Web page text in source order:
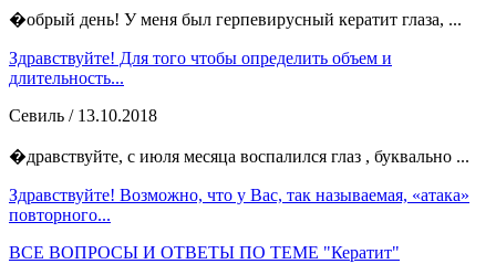
�обрый день! У меня был герпевирусный кератит глаза, ...
Здравствуйте! Для того чтобы определить объем и
длительность...
Севиль / 13.10.2018
�дравствуйте, с июля месяца воспалился глаз , буквально ...
Здравствуйте! Возможно, что у Вас, так называемая, «атака»
повторного...
ВСЕ ВОПРОСЫ И ОТВЕТЫ ПО ТЕМЕ "Кератит"